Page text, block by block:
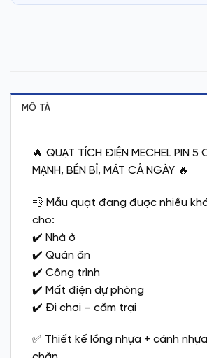
MÔ TẢ
🔥 QUẠT TÍCH ĐIỆN MECHEL PIN 5
MẠNH, BỀN BỈ, MÁT CẢ NGÀY 🔥
💨 Mẫu quạt đang được nhiều
cho:
✔️ Nhà ở
✔️ Quán ăn
✔️ Công trình
✔️ Mất điện dự phòng
✔️ Đi chơi – cắm trại
✅ Thiết kế lồng nhựa + cánh